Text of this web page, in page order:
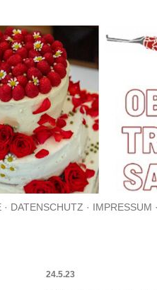
DATENSCHUTZ IMPRESSUM
24.5.23